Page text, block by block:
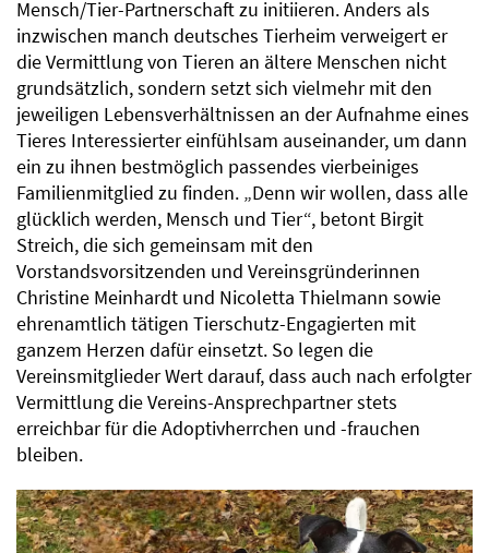
Mensch/Tier-Partnerschaft zu initiieren. Anders als
inzwischen manch deutsches Tierheim verweigert er
die Vermittlung von Tieren an ältere Menschen nicht
grundsätzlich, sondern setzt sich vielmehr mit den
jeweiligen Lebensverhältnissen an der Aufnahme eines
Tieres Interessierter einfühlsam auseinander, um dann
ein zu ihnen bestmöglich passendes vierbeiniges
Familienmitglied zu finden. „Denn wir wollen, dass alle
glücklich werden, Mensch und Tier“, betont Birgit
Streich, die sich gemeinsam mit den
Vorstandsvorsitzenden und Vereinsgründerinnen
Christine Meinhardt und Nicoletta Thielmann sowie
ehrenamtlich tätigen Tierschutz-Engagierten mit
ganzem Herzen dafür einsetzt. So legen die
Vereinsmitglieder Wert darauf, dass auch nach erfolgter
Vermittlung die Vereins-Ansprechpartner stets
erreichbar für die Adoptivherrchen und -frauchen
bleiben.